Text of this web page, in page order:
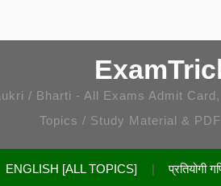
/ Bharti - All Exams Admit
Topics / Study Material &
ENGLISH [ALL TOPICS] प्रतियोगी